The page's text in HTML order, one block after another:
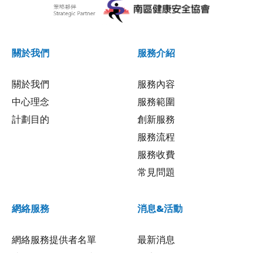
關於我們
關於我們
中心理念
計劃目的
服務介紹
服務內容
服務範圍
創新服務
服務流程
服務收費
常見問題
網絡服務
網絡服務提供者名單
消息&活動
最新消息